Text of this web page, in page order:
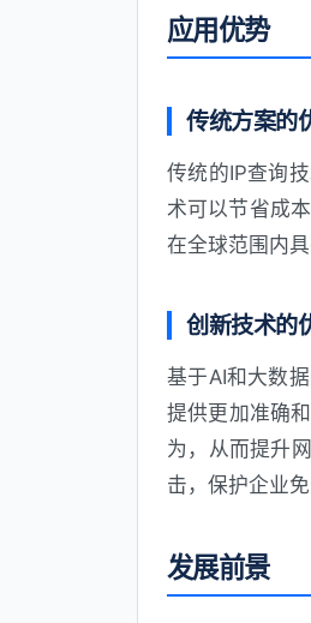
应用优势
传统方案的
传统的IP查询
术可以节省成
在全球范围内
创新技术的
基于AI和大数
提供更加准确
为，从而提升
击，保护企业免
发展前景